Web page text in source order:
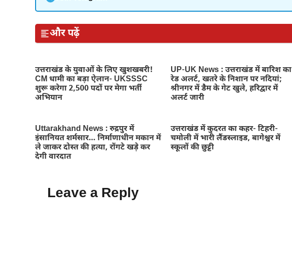
और पढ़ें
उत्तराखंड के युवाओं के लिए खुशखबरी!
CM धामी का बड़ा ऐलान- UKSSSC
शुरू करेगा 2,500 पदों पर मेगा भर्ती
अभियान
UP-UK News : उत्तराखंड में बारिश का
रेड अलर्ट, खतरे के निशान पर नदियां;
श्रीनगर में डैम के गेट खुले, हरिद्वार में
अलर्ट जारी
Uttarakhand News : रुद्रपुर में
इंसानियत शर्मसार… निर्माणाधीन मकान में
ले जाकर दोस्त की हत्या, रोंगटे खड़े कर
देगी वारदात
उत्तराखंड में कुदरत का कहर- टिहरी-
चमोली में भारी लैंडस्लाइड, बागेश्वर में
स्कूलों की छुट्टी
Leave a Reply